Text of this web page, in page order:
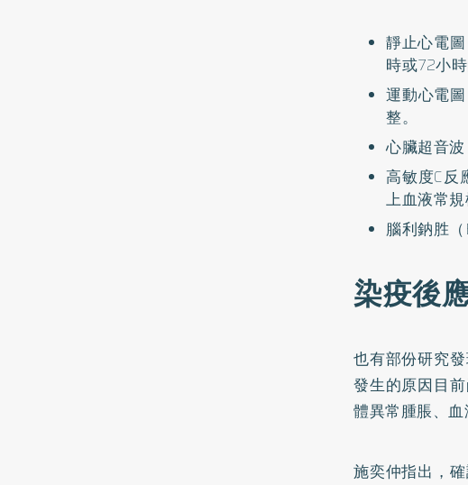
靜止心電
時或72小時
運動心電
整。
心臟超音
高敏度C反
上血液常規
腦利鈉胜
染疫後
也有部份研究
發生的原因目
體異常腫脹、血
施奕仲指出，